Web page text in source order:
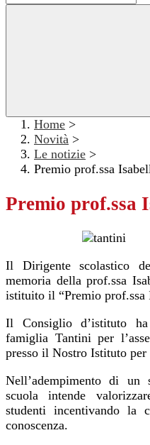
Home >
Novità >
Le notizie >
Premio prof.ssa
Premio prof.ssa
Il Dirigente scolastico
memoria della prof.ssa
istituito il “Premio prof.ssa
Il Consiglio d’istituto
famiglia Tantini per
presso il Nostro Istituto
Nell’adempimento di un
scuola intende
studenti incentivando la
conoscenza.